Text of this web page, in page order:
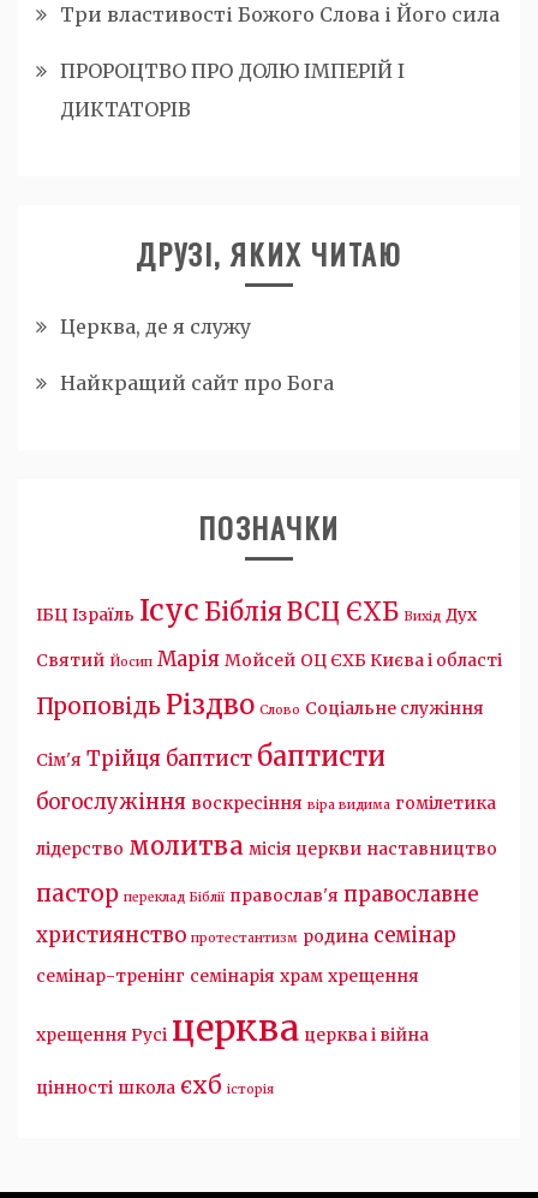
Три властивості Божого Слова і Його сила
ПРОРОЦТВО ПРО ДОЛЮ ІМПЕРІЙ І
ДИКТАТОРІВ
ДРУЗІ, ЯКИХ ЧИТАЮ
Церква, де я служу
Найкращий сайт про Бога
ПОЗНАЧКИ
ІБЦ Ізраїль Ісус БібліяВСЦ ЄХБ Вихід Дух
Святий Йосип Марія Мойсей ОЦ ЄХБ Києва і області
Проповідь Різдво Слово Соціальне служіння
Сім'я Трійця баптист баптисти
богослужіння воскресіння віра видима гомілетика
лідерство молитва місія церкви наставництво
пастор переклад Біблії православ'я православне
християнство протестантизм родина семінар
семінар-тренінг семінарія храм хрещення
хрещення Русі церква церква і війна
цінності школа єхб історія